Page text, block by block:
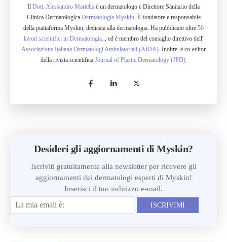
Il Dott. Alessandro Martella è un dermatologo e Direttore Sanitario della
Clinica Dermatologica Dermatologia Myskin . È fondatore e responsabile
della piattaforma Myskin, dedicata alla dermatologia. Ha pubblicato oltre 50
lavori scientifici in Dermatologia.
, ed è membro del consiglio direttivo dell'
Associazione Italiana Dermatologi Ambulatoriali (AIDA) . Inoltre, è co-editor
della rivista scientifica Journal of Plastic Dermatology (JPD).
Desideri gli aggiornamenti di Myskin?
Iscriviti gratuitamente alla newsletter per ricevere gli
aggiornamenti dei dermatologi esperti di Myskin!
Inserisci il tuo indirizzo e-mail.
ISCRIVIMI